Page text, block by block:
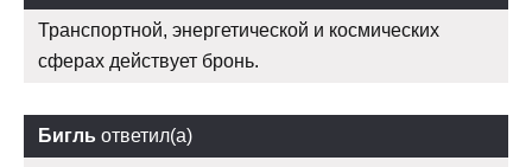
Транспортной, энергетической и космических
сферах действует бронь.
Бигль ответил(а)